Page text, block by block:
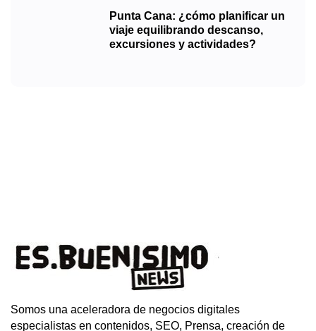
Punta Cana: ¿cómo planificar un
viaje equilibrando descanso,
excursiones y actividades?
Somos una aceleradora de negocios digitales
especialistas en contenidos, SEO, Prensa, creación de